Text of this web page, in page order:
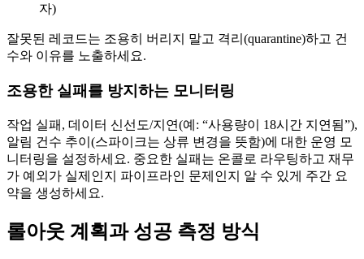
자)
잘못된 레코드는 조용히 버리지 말고 격리(quarantine)하고 건
수와 이유를 노출하세요.
조용한 실패를 방지하는 모니터링
작업 실패, 데이터 신선도/지연(예: “사용량이 18시간 지연됨”),
알림 건수 추이(스파이크는 상류 변경을 뜻함)에 대한 운영 모
니터링을 설정하세요. 중요한 실패는 온콜로 라우팅하고 재무
가 예외가 실제인지 파이프라인 문제인지 알 수 있게 주간 요
약을 생성하세요.
롤아웃 계획과 성공 측정 방식